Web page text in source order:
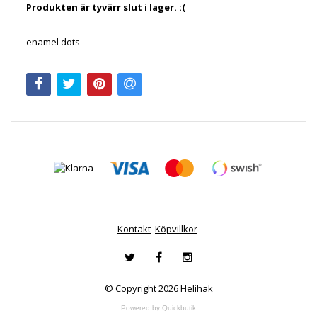
Produkten är tyvärr slut i lager. :(
enamel dots
Kontakt Köpvillkor
© Copyright 2026 Helihak
Powered by Quickbutik